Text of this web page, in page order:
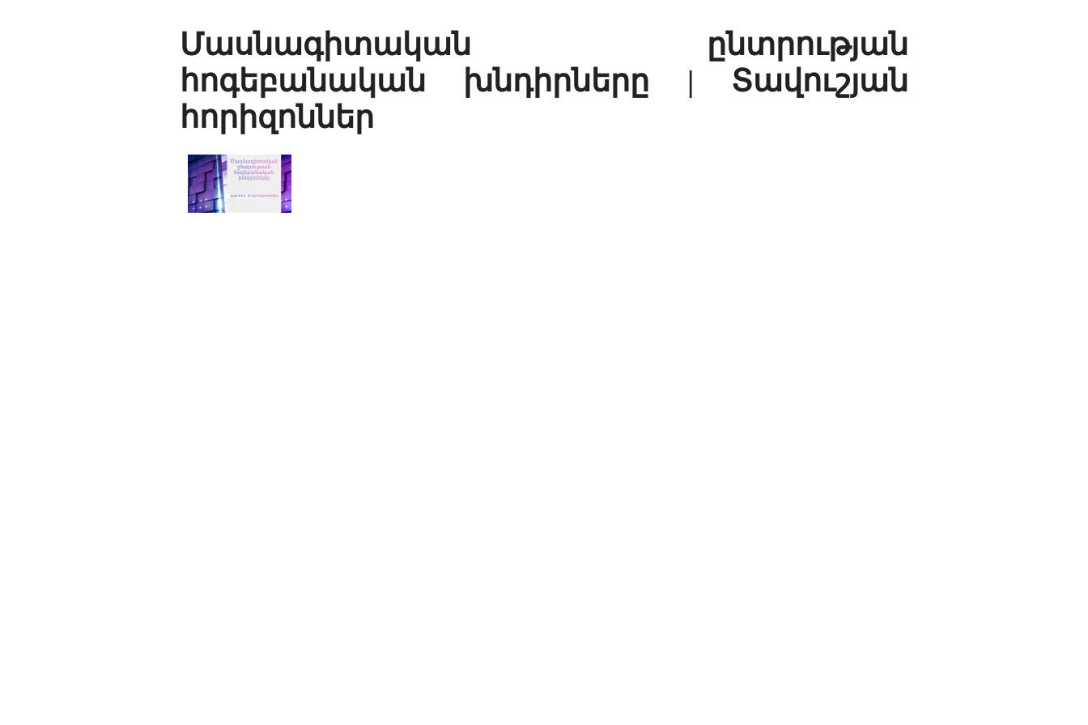
Մասնագիտական ընտրության
հոգեբանական խնդիրները | Տավուշյան
հորիզոններ